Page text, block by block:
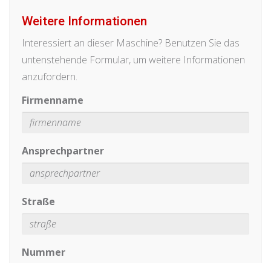
Weitere Informationen
Interessiert an dieser Maschine? Benutzen Sie das
untenstehende Formular, um weitere Informationen
anzufordern.
Firmenname
Ansprechpartner
Straße
Nummer